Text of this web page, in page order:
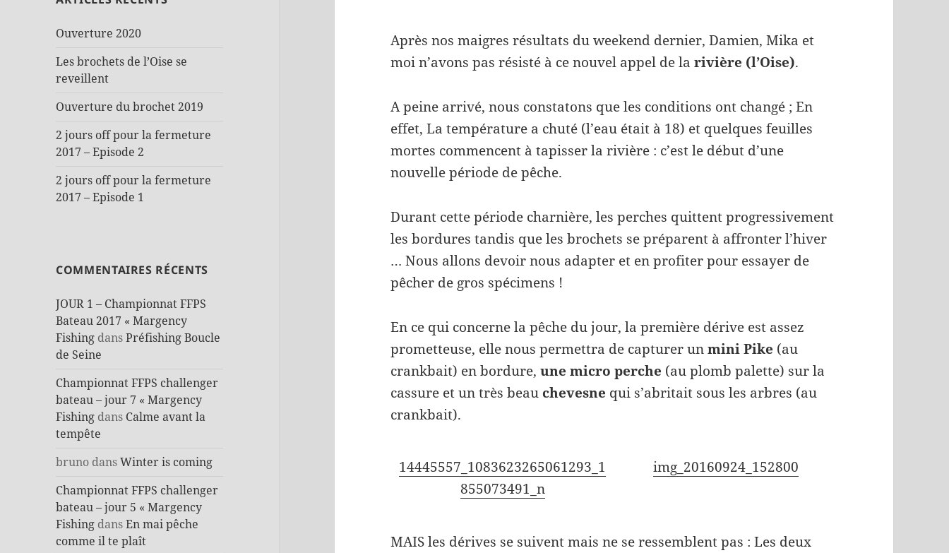
Ouverture 2020
Les brochets de l’Oise se
reveillent
Ouverture du brochet 2019
2 jours off pour la fermeture
2017 – Episode 2
2 jours off pour la fermeture
2017 – Episode 1
COMMENTAIRES RÉCENTS
JOUR 1 – Championnat FFPS
Bateau 2017 « Margency
Fishing dansPréfishing Boucle
de Seine
Championnat FFPS challenger
bateau – jour 7 « Margency
Fishing dans Calme avant la
tempête
bruno dansWinter is coming
Championnat FFPS challenger
bateau – jour 5 « Margency
Fishing dansEn mai pêche
comme il te plaît
Après nos maigres résultats du weekend dernier, Damien, Mika et
moi n’avons pas résisté à ce nouvel appel de larivière (l’Oise).
A peine arrivé, nous constatons que les conditions ont changé ; En
effet, La température a chuté (l’eau était à 18) et quelques feuilles
mortes commencent à tapisser la rivière : c’est le début d’une
nouvelle période de pêche.
Durant cette période charnière, les perches quittent progressivement
les bordures tandis que les brochets se préparent à affronter l’hiver
… Nous allons devoir nous adapter et en profiter pour essayer de
pêcher de gros spécimens !
En ce qui concerne la pêche du jour, la première dérive est assez
prometteuse, elle nous permettra de capturer unmini Pike (au
crankbait) en bordure,une micro perche (au plomb palette) sur la
cassure et un très beau chevesne qui s’abritait sous les arbres (au
crankbait).
14445557_1083623265061293_1
855073491_n
img_20160924_152800
MAIS les dérives se suivent mais ne se ressemblent pas : Les deux